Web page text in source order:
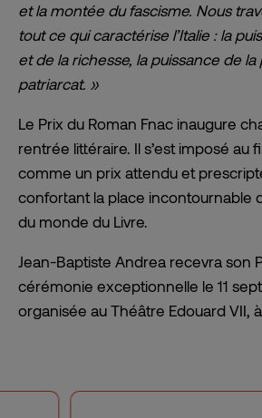
et la montée du fascisme. Nous
tout ce qui caractérise l’Italie : la
et de la richesse, la puissance de
patriarcat. »
Le Prix du Roman Fnac inaugure
rentrée littéraire. Il s’est imposé au
comme un prix attendu et
confortant la place incontournable
du monde du Livre.
Jean-Baptiste Andrea recevra son
cérémonie exceptionnelle le 11
organisée au Théâtre Edouard VII, à